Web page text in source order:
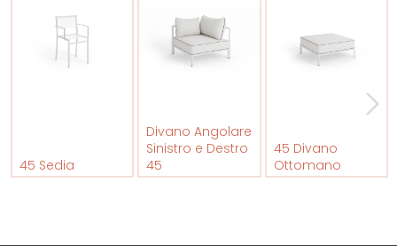
45 Sedia
Divano Angolare
Sinistro e Destro
45
45 Divano
Ottomano